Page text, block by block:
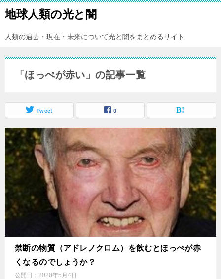
地球人類の光と闇
人類の過去・現在・未来について光と闇をまとめるサイト
「ほっぺが赤い」の記事一覧
Tweet 0
禁断の物質（アドレノクロム）を飲むとほっぺが赤
くなるのでしょうか？
公開日： 2020年5月4日